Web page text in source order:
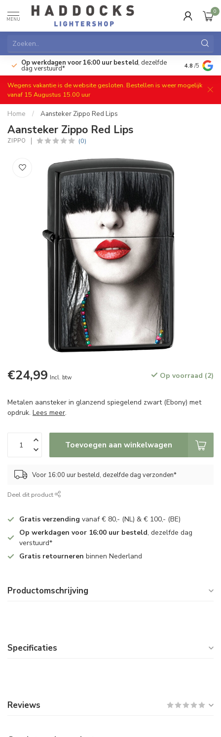
MENU
0
Op werkdagen voor 16:00 uur besteld, dezelfde
dag verstuurd* Gratis
4.8 /5
Wegens vakantie is de website gesloten. Bestellen is weer mogelijk
vanaf 15 Augustus 15.00 uur
Home / Aansteker Zippo Red Lips
Aansteker Zippo Red Lips
ZIPPO (0)
€24,99 Incl. btw Op voorraad (2)
Metalen aansteker in glanzend spiegelend zwart (Ebony) met
opdruk. Lees meer.
Toevoegen aan winkelwagen
Voor 16:00 uur besteld, dezelfde dag verzonden*
Deel dit product
Gratis verzending vanaf € 80,- (NL) & € 100,- (BE)
Op werkdagen voor 16:00 uur besteld, dezelfde dag
verstuurd*
Gratis retourneren binnen Nederland
Productomschrijving
Specificaties
Reviews